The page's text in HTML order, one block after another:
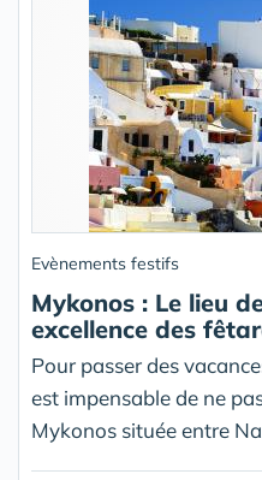
Evènements festifs
Mykonos : Le lieu
excellence des
Pour passer des
est impensable de ne
Mykonos située entre